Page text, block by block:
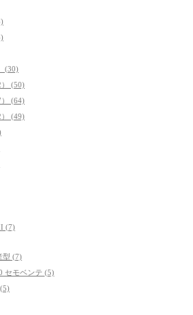
(30)
(50)
(64)
(49)
(7)
型 (7)
セモベンテ (5)